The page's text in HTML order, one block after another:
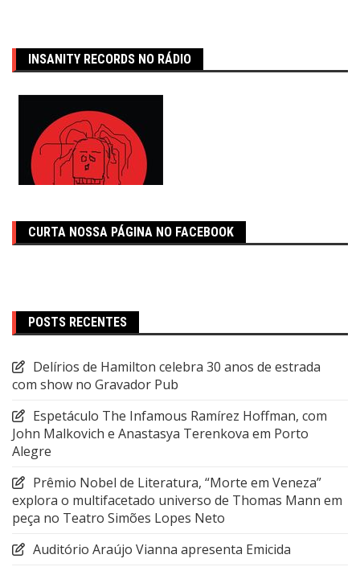
INSANITY RECORDS NO RÁDIO
CURTA NOSSA PÁGINA NO FACEBOOK
POSTS RECENTES
Delírios de Hamilton celebra 30 anos de estrada
com show no Gravador Pub
Espetáculo The Infamous Ramírez Hoffman, com
John Malkovich e Anastasya Terenkova em Porto
Alegre
Prêmio Nobel de Literatura, “Morte em Veneza”
explora o multifacetado universo de Thomas Mann em
peça no Teatro Simões Lopes Neto
Auditório Araújo Vianna apresenta Emicida